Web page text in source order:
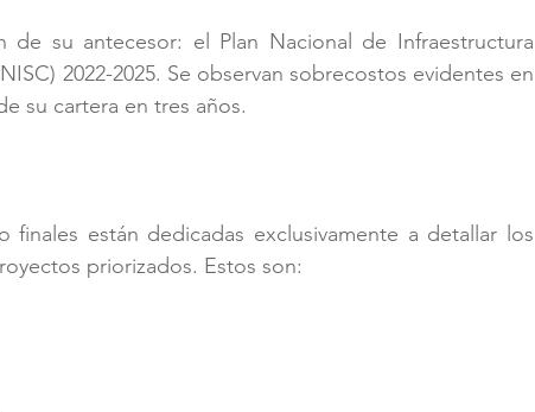
de su antecesor: el Plan Nacional de Infraestructura
2022-2025. Se observan sobrecostos evidentes en
su cartera en tres años.
finales están dedicadas exclusivamente a detallar los
priorizados. Estos son: